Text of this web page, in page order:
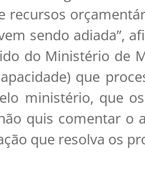
recursos
sendo adiada”,
do Ministério de
que
ministério, que
quis comentar o
que resolva os